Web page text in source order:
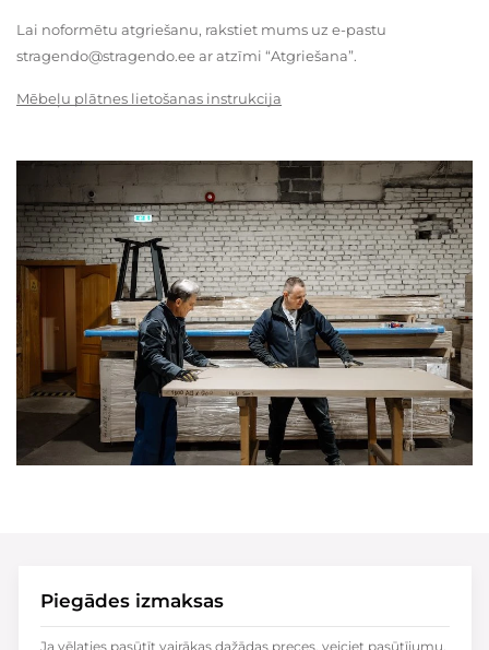
Lai noformētu atgriešanu, rakstiet mums uz e-pastu
stragendo@stragendo.ee ar atzīmi “Atgriešana”.
Mēbeļu plātnes lietošanas instrukcija
Piegādes izmaksas
Ja vēlaties pasūtīt vairākas dažādas preces, veiciet pasūtījumu,